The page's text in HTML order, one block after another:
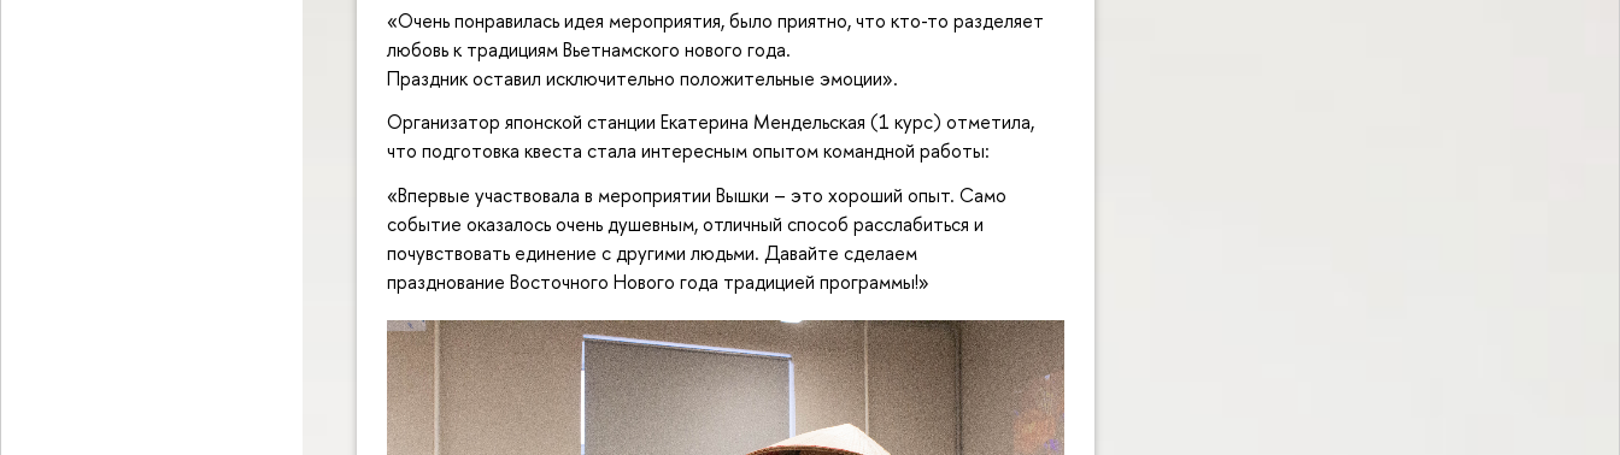
«Очень понравилась идея мероприятия, было приятно, что кто-то разделяет
любовь к традициям Вьетнамского нового года.
Праздник оставил исключительно положительные эмоции».
Организатор японской станции Екатерина Мендельская (1 курс) отметила,
что подготовка квеста стала интересным опытом командной работы:
«Впервые участвовала в мероприятии Вышки – это хороший опыт. Само
событие оказалось очень душевным, отличный способ расслабиться и
почувствовать единение с другими людьми. Давайте сделаем
празднование Восточного Нового года традицией программы!»